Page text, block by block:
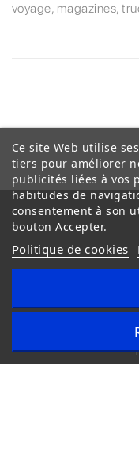
voyage, magazines,
Ce site Web utilise
tiers pour améliorer
publicités liées à vos
habitudes de
consentement à son
bouton Accepter.
Politique de cookies